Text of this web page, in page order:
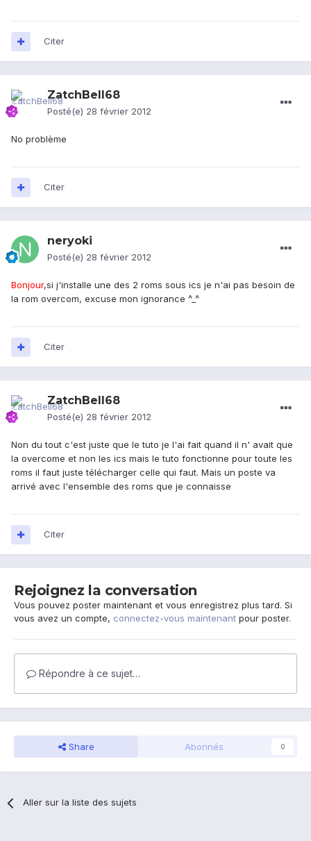
Citer
ZatchBell68
Posté(e) 28 février 2012
No problème
Citer
neryoki
Posté(e) 28 février 2012
Bonjour,si j'installe une des 2 roms sous ics je n'ai pas besoin de
la rom overcom, excuse mon ignorance ^_^
Citer
ZatchBell68
Posté(e) 28 février 2012
Non du tout c'est juste que le tuto je l'ai fait quand il n' avait que
la overcome et non les ics mais le tuto fonctionne pour toute les
roms il faut juste télécharger celle qui faut. Mais un poste va
arrivé avec l'ensemble des roms que je connaisse
Citer
Rejoignez la conversation
Vous pouvez poster maintenant et vous enregistrez plus tard. Si
vous avez un compte, connectez-vous maintenant pour poster.
Répondre à ce sujet…
Share Abonnés 0
Aller sur la liste des sujets